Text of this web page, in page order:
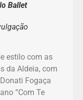
Ballet
estilo com as
da Aldeia, com
Fogaça
“Com Te